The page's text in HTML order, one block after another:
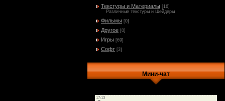
Текстуры и Материалы [16]
Различные текстуры и Шейдеры
Фильмы [0]
Другое [0]
Игры [69]
Софт [3]
Мини-чат